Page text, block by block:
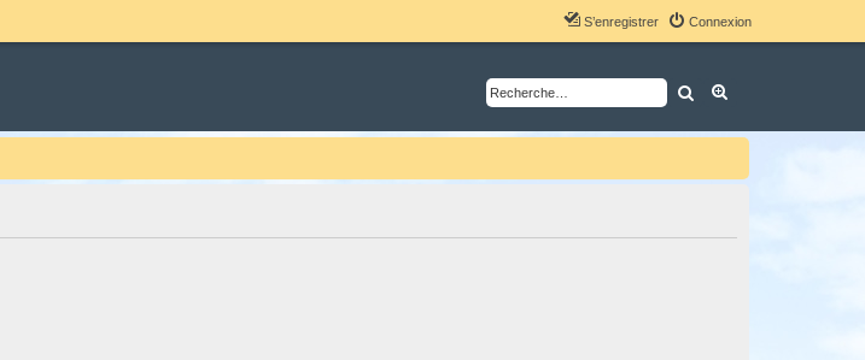
Connexion
S’enregistrer
Rechercher